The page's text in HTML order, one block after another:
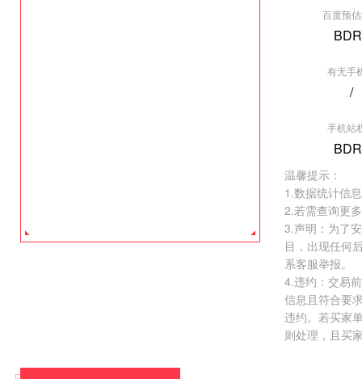
百度预
有无手
/
手机站
温馨提示：
1.数据统计信
2.若需查询更
3.声明：为了
目，出现任何
系客服举报。
4.违约：交易
信息且符合要
违约。若买家
则处理，且买
权重:BDR0
去看看 >